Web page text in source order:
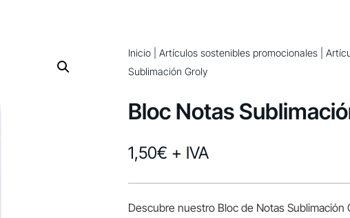
Inicio| Artículos sostenibles promocionales|
Sublimación Groly
Bloc Notas
1,50€ + IVA
Descubre nuestro Bloc de Notas Sublimación